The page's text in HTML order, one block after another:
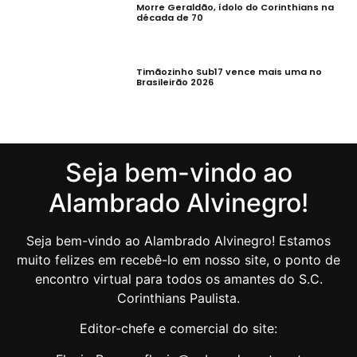
Morre Geraldão, ídolo do Corinthians na
década de 70
Timãozinho Sub17 vence mais uma no
Brasileirão 2026
Seja bem-vindo ao
Alambrado Alvinegro!
Seja bem-vindo ao Alambrado Alvinegro! Estamos
muito felizes em recebê-lo em nosso site, o ponto de
encontro virtual para todos os amantes do S.C.
Corinthians Paulista.
Editor-chefe e comercial do site: